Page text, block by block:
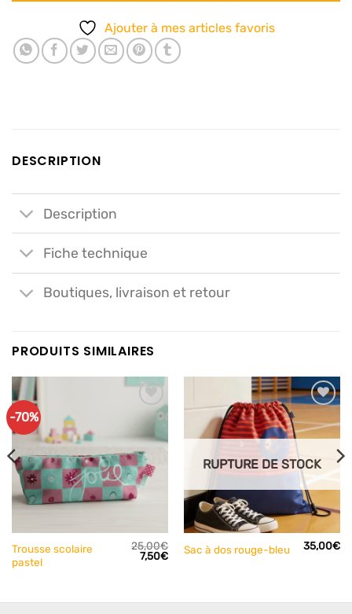
Ajouter à mes articles favoris
DESCRIPTION
Description
Fiche technique
Boutiques, livraison et retour
PRODUITS SIMILAIRES
-70%
Ajouter
articles
favoris
Trousse scolaire
pastel
25,00€
Le
prix
7,50€Le
à mes
articles
RUPTURE DE STOCK
Sac à dos rouge-bleu 35,00€